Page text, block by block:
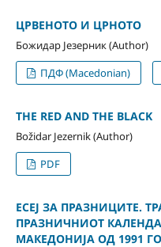
ЦРВЕНОТО И ЦРНОТО
Божидар Језерник (Author)
ПДФ (Macedonian)
THE RED AND THE BLACK
Božidar Jezernik (Author)
PDF
ЕСЕЈ ЗА ПРАЗНИЦИТЕ.
ПРАЗНИЧНИОТ
МАКЕДОНИЈА ОД 1991